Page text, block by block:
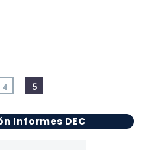
4 5
Informes DEC